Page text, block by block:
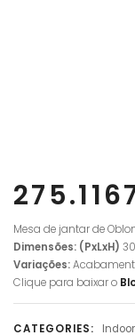
Mesa de jantar de
Dimensões: (PxLxH)
Variações:
Clique para baixar o
CATEGORIES: Indoor